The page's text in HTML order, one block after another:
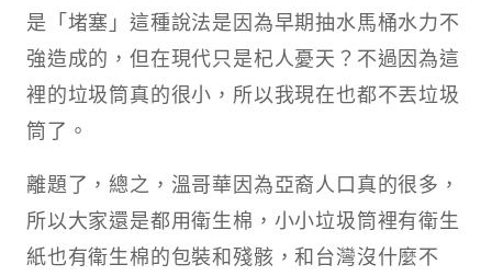
是「堵塞」這種說法是因為早期抽水馬桶水力不
強造成的，但在現代只是杞人憂天？不過因為這
裡的垃圾筒真的很小，所以我現在也都不丟垃圾
筒了。
離題了，總之，溫哥華因為亞裔人口真的很多，
所以大家還是都用衛生棉，小小垃圾筒裡有衛生
紙也有衛生棉的包裝和殘骸，和台灣沒什麼不